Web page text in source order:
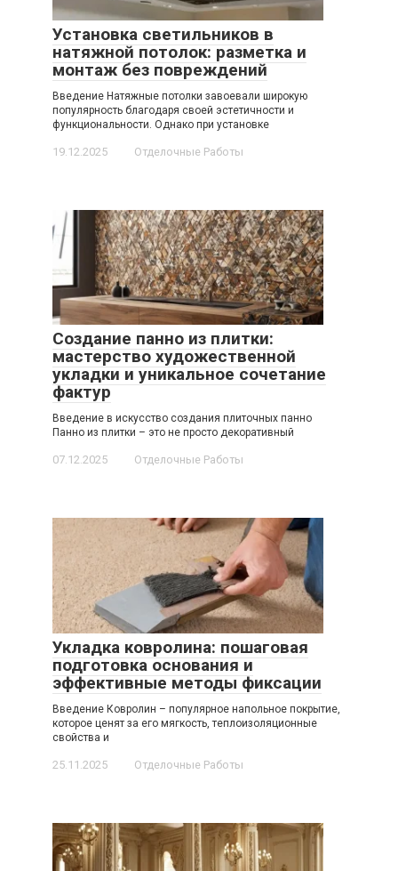
Установка светильников в
натяжной потолок: разметка и
монтаж без повреждений
Введение Натяжные потолки завоевали широкую
популярность благодаря своей эстетичности и
функциональности. Однако при установке
19.12.2025 Отделочные Работы
Создание панно из плитки:
мастерство художественной
укладки и уникальное сочетание
фактур
Введение в искусство создания плиточных панно
Панно из плитки – это не просто декоративный
07.12.2025 Отделочные Работы
Укладка ковролина: пошаговая
подготовка основания и
эффективные методы фиксации
Введение Ковролин – популярное напольное покрытие,
которое ценят за его мягкость, теплоизоляционные
свойства и
25.11.2025 Отделочные Работы